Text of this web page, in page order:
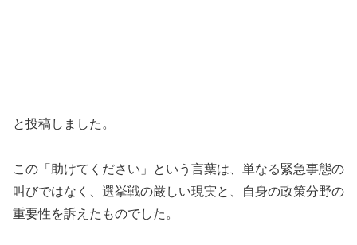
と投稿しました。
この「助けてください」という言葉は、単なる緊急事態の
叫びではなく、選挙戦の厳しい現実と、自身の政策分野の
重要性を訴えたものでした。